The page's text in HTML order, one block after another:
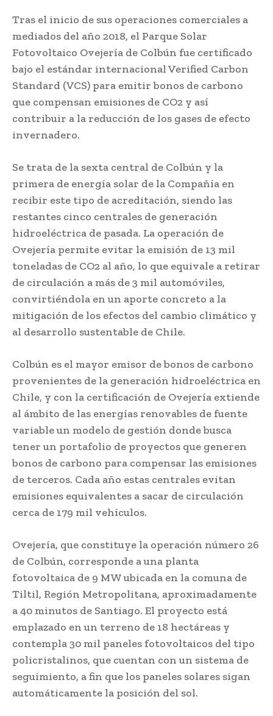
Tras el inicio de sus operaciones comerciales a
mediados del año 2018, el Parque Solar
Fotovoltaico Ovejería de Colbún fue certificado
bajo el estándar internacional Verified Carbon
Standard (VCS) para emitir bonos de carbono
que compensan emisiones de CO2 y así
contribuir a la reducción de los gases de efecto
invernadero.
Se trata de la sexta central de Colbún y la
primera de energía solar de la Compañía en
recibir este tipo de acreditación, siendo las
restantes cinco centrales de generación
hidroeléctrica de pasada. La operación de
Ovejería permite evitar la emisión de 13 mil
toneladas de CO2 al año, lo que equivale a retirar
de circulación a más de 3 mil automóviles,
convirtiéndola en un aporte concreto a la
mitigación de los efectos del cambio climático y
al desarrollo sustentable de Chile.
Colbún es el mayor emisor de bonos de carbono
provenientes de la generación hidroeléctrica en
Chile, y con la certificación de Ovejería extiende
al ámbito de las energías renovables de fuente
variable un modelo de gestión donde busca
tener un portafolio de proyectos que generen
bonos de carbono para compensar las emisiones
de terceros. Cada año estas centrales evitan
emisiones equivalentes a sacar de circulación
cerca de 179 mil vehículos.
Ovejería, que constituye la operación número 26
de Colbún, corresponde a una planta
fotovoltaica de 9 MW ubicada en la comuna de
Tiltil, Región Metropolitana, aproximadamente
a 40 minutos de Santiago. El proyecto está
emplazado en un terreno de 18 hectáreas y
contempla 30 mil paneles fotovoltaicos del tipo
policristalinos, que cuentan con un sistema de
seguimiento, a fin que los paneles solares sigan
automáticamente la posición del sol.